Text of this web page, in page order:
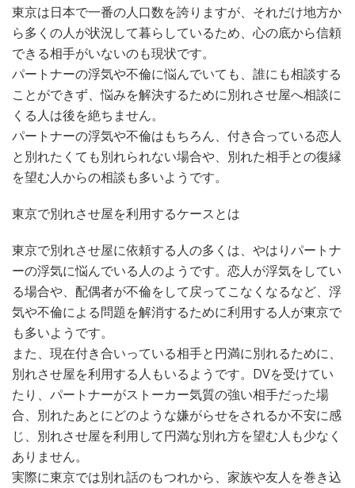
東京は日本で一番の人口数を誇りますが、それだけ地方か
ら多くの人が状況して暮らしているため、心の底から信頼
できる相手がいないのも現状です。
パートナーの浮気や不倫に悩んでいても、誰にも相談する
ことができず、悩みを解決するために別れさせ屋へ相談に
くる人は後を絶ちません。
パートナーの浮気や不倫はもちろん、付き合っている恋人
と別れたくても別れられない場合や、別れた相手との復縁
を望む人からの相談も多いようです。
東京で別れさせ屋を利用するケースとは
東京で別れさせ屋に依頼する人の多くは、やはりパートナ
ーの浮気に悩んでいる人のようです。恋人が浮気をしてい
る場合や、配偶者が不倫をして戻ってこなくなるなど、浮
気や不倫による問題を解消するために利用する人が東京で
も多いようです。
また、現在付き合いっている相手と円満に別れるために、
別れさせ屋を利用する人もいるようです。DVを受けてい
たり、パートナーがストーカー気質の強い相手だった場
合、別れたあとにどのような嫌がらせをされるか不安に感
じ、別れさせ屋を利用して円満な別れ方を望む人も少なく
ありません。
実際に東京では別れ話のもつれから、家族や友人を巻き込